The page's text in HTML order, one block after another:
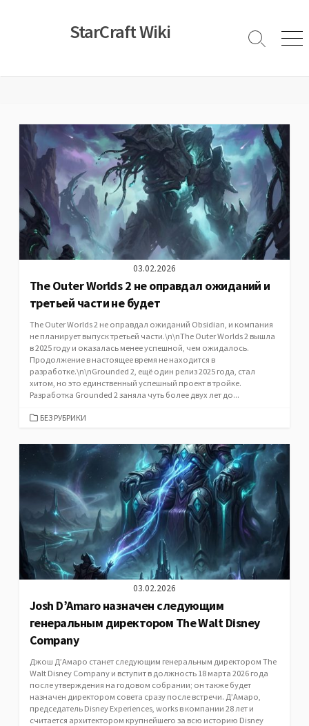
StarCraft Wiki
Search
03.02.2026
The Outer Worlds 2 не оправдал ожиданий и
третьей части не будет
The Outer Worlds 2 не оправдал ожиданий Obsidian, и компания
не планирует выпуск третьей части.\n\nThe Outer Worlds 2 вышла
в 2025 году и оказалась менее успешной, чем ожидалось.
Продолжение в настоящее время не находится в
разработке.\n\nGrounded 2, ещё один релиз 2025 года, стал
хитом, но это единственный успешный проект в тройке.
Разработка Grounded 2 заняла чуть более двух лет до...
CATEGORIES
БЕЗ РУБРИКИ
03.02.2026
Josh D’Amaro назначен следующим
генеральным директором The Walt Disney
Company
Джош Д’Амаро станет следующим генеральным директором The
Walt Disney Company и вступит в должность 18 марта 2026 года
после утверждения на годовом собрании; он также будет
назначен директором совета сразу после встречи. Д’Амаро,
председатель Disney Experiences, works в компании 28 лет и
считается архитектором крупнейшего за всю историю Disney